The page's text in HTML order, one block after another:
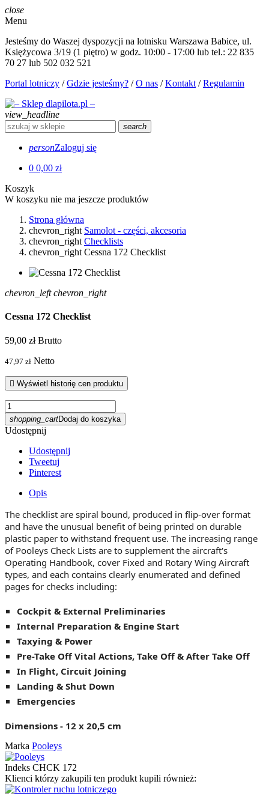
close
Menu
Jesteśmy do Waszej dyspozycji na lotnisku Warszawa Babice, ul.
Księżycowa 3/19 (1 piętro) w godz. 10:00 - 17:00 lub tel.: 22 835
70 27 lub 502 032 521
Portal lotniczy /Gdzie jesteśmy? /O nas /Kontakt /Regulamin
view_headline
search
personZaloguj się
0 0,00 zł
Koszyk
W koszyku nie ma jeszcze produktów
Strona główna
chevron_right Samolot - części, akcesoria
chevron_right Checklists
chevron_right Cessna 172 Checklist
chevron_left chevron_right
Cessna 172 Checklist
59,00 złBrutto
47,97 zł Netto
 Wyświetl historię cen produktu
shopping_cartDodaj do koszyka
Udostępnij
Udostępnij
Tweetuj
Pinterest
Opis
The checklist are spiral bound, produced in flip-over format
and have the unusual benefit of being printed on durable
plastic paper to withstand frequent use. The increasing range
of Pooleys Check Lists are to supplement the aircraft's
Operating Handbook, cover Fixed and Rotary Wing Aircraft
types, and each contains clearly enumerated and defined
pages for checks including:
Cockpit & External Preliminaries
Internal Preparation & Engine Start
Taxying & Power
Pre-Take Off Vital Actions, Take Off & After Take Off
In Flight, Circuit Joining
Landing & Shut Down
Emergencies
Dimensions - 12 x 20,5 cm
Marka Pooleys
Indeks CHCK 172
Klienci którzy zakupili ten produkt kupili również: